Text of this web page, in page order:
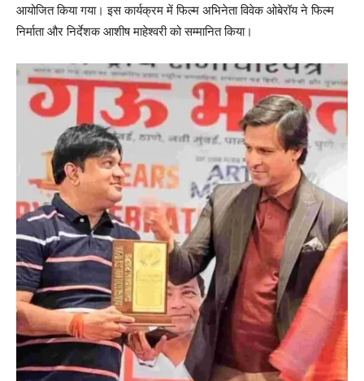
आयोजित किया गया। इस कार्यक्रम में फिल्म अभिनेता विवेक ओबेरॉय ने फिल्म
निर्माता और निर्देशक आशीष माहेश्वरी को सम्मानित किया।